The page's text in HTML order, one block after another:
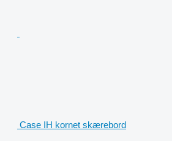
Case IH kornet skærebord